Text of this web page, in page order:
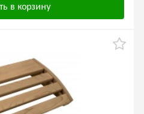
в корзину